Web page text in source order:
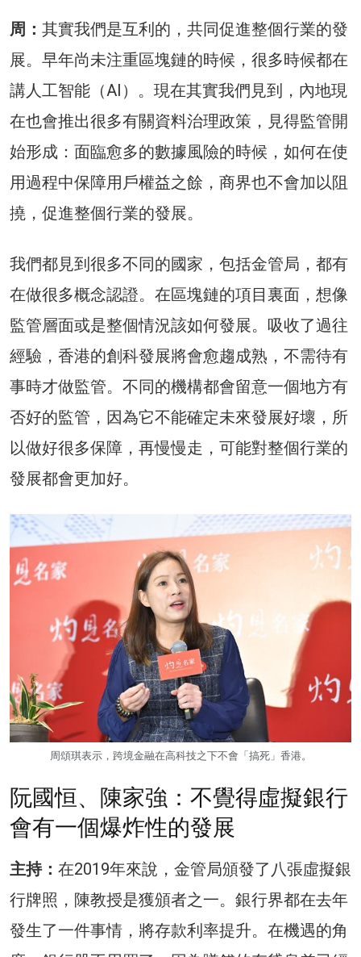
周： 其實我們是互利的，共同促進整個行業的發
展。早年尚未注重區塊鏈的時候，很多時候都在
講人工智能（AI）。現在其實我們見到，內地現
在也會推出很多有關資料治理政策，見得監管開
始形成：面臨愈多的數據風險的時候，如何在使
用過程中保障用戶權益之餘，商界也不會加以阻
撓，促進整個行業的發展。
我們都見到很多不同的國家，包括金管局，都有
在做很多概念認證。在區塊鏈的項目裏面，想像
監管層面或是整個情況該如何發展。吸收了過往
經驗，香港的創科發展將會愈趨成熟，不需待有
事時才做監管。不同的機構都會留意一個地方有
否好的監管，因為它不能確定未來發展好壞，所
以做好很多保障，再慢慢走，可能對整個行業的
發展都會更加好。
周頌琪表示，跨境金融在高科技之下不會「搞死」香港。
阮國恒、陳家強：不覺得虛擬銀行
會有一個爆炸性的發展
主持： 在2019年來說，金管局頒發了八張虛擬銀
行牌照，陳教授是獲頒者之一。銀行界都在去年
發生了一件事情，將存款利率提升。在機遇的角